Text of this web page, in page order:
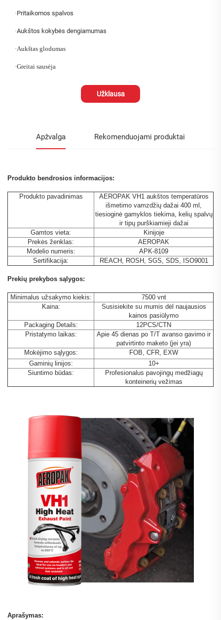
·Pritaikomos spalvos
·Aukštos kokybės dengiamumas
·Aukštas glodumas
·Greitai sausėja
Užklausa
Apžvalga Rekomenduojami produktai
Produkto bendrosios informacijos:
Produkto pavadinimas
AEROPAK VH1 aukštos temperatūros
išmetimo vamzdžių dažai 400 ml,
tiesioginė gamyklos tiekima, kelių spalvų
ir tipų purškiamieji dažai
Gamtos vieta:
Kinijoje
Prekės ženklas:
AEROPAK
Modelio numeris:
APK-8109
Sertifikacija:
REACH, ROSH, SGS, SDS, ISO9001
Prekių prekybos sąlygos:
Minimalus užsakymo kiekis:
7500 vnt
Kaina:
Susisiekite su mumis dėl naujausios
kainos pasiūlymo
Packaging Details:
12PCS/CTN
Pristatymo laikas:
Apie 45 dienas po T/T avanso gavimo ir
patvirtinto maketo (jei yra)
Mokėjimo sąlygos:
FOB, CFR, EXW
Gaminių linijos:
10+
Siuntimo būdas:
Profesionalus pavojingų medžiagų
konteinerių vežimas
Aprašymas: